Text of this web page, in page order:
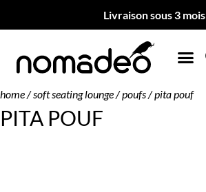
Livraison sous 3 mois
home/soft seating lounge/poufs/ pita pouf
PITA POUF